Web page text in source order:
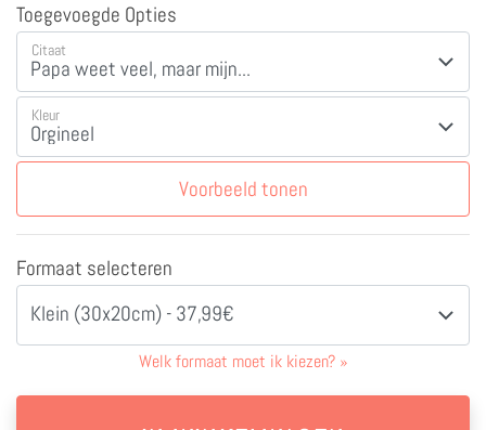
Toegevoegde Opties
Citaat
Kleur
Voorbeeld tonen
Formaat selecteren
Klein (30x20cm) - 37,99€
Welk formaat moet ik kiezen? »